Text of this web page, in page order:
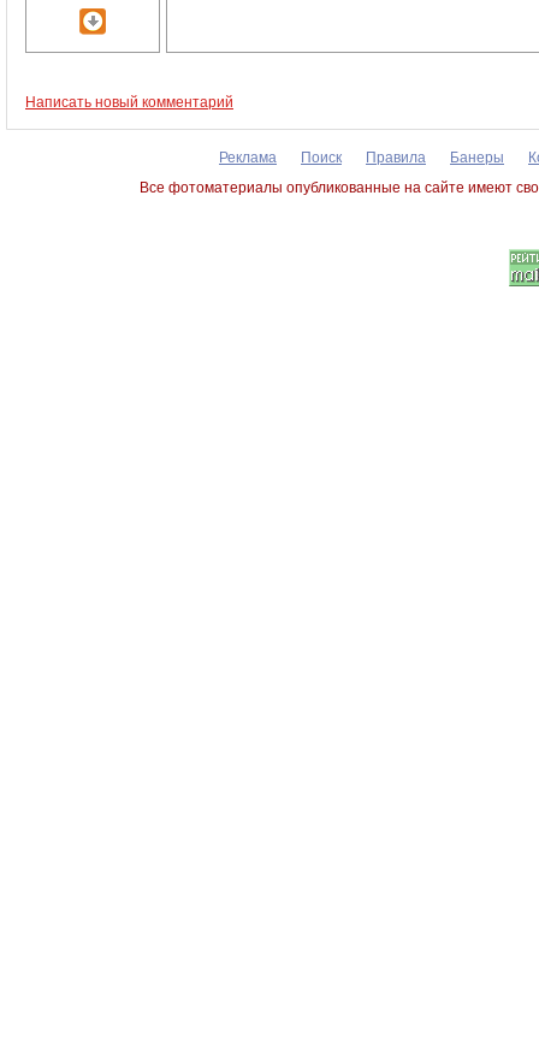
Написать новый комментарий
Реклама Поиск Правила Банеры
Все фотоматериалы опубликованные на сайте имеют